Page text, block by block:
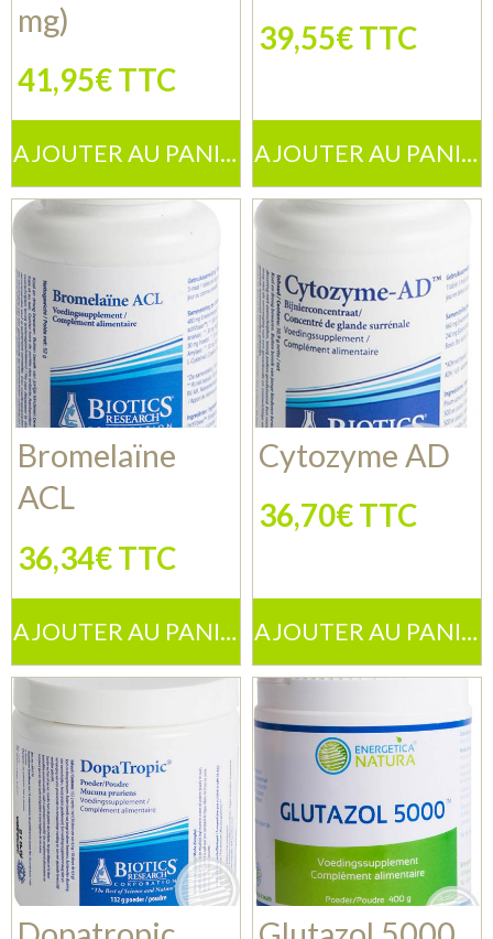
mg)
41,95€ TTC
AJOUTER AU PANIER
39,55€ TTC
AJOUTER AU PANIER
Bromelaïne
ACL
36,34€ TTC
AJOUTER AU PANIER
Cytozyme AD
36,70€ TTC
AJOUTER AU PANIER